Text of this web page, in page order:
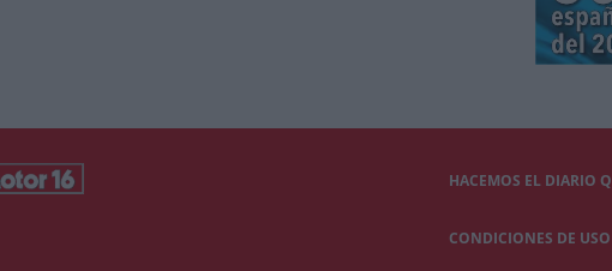
HACEMOS EL DIARIO
CONDICIONES DE